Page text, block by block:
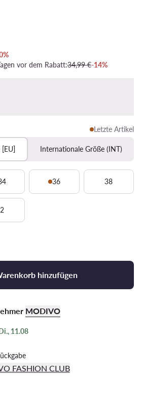
vor dem Rabatt:34,99 €-14%
Letzte Artikel
Internationale Größe (INT)
36 38
hinzufügen
MODIVO
11.08
FASHION CLUB